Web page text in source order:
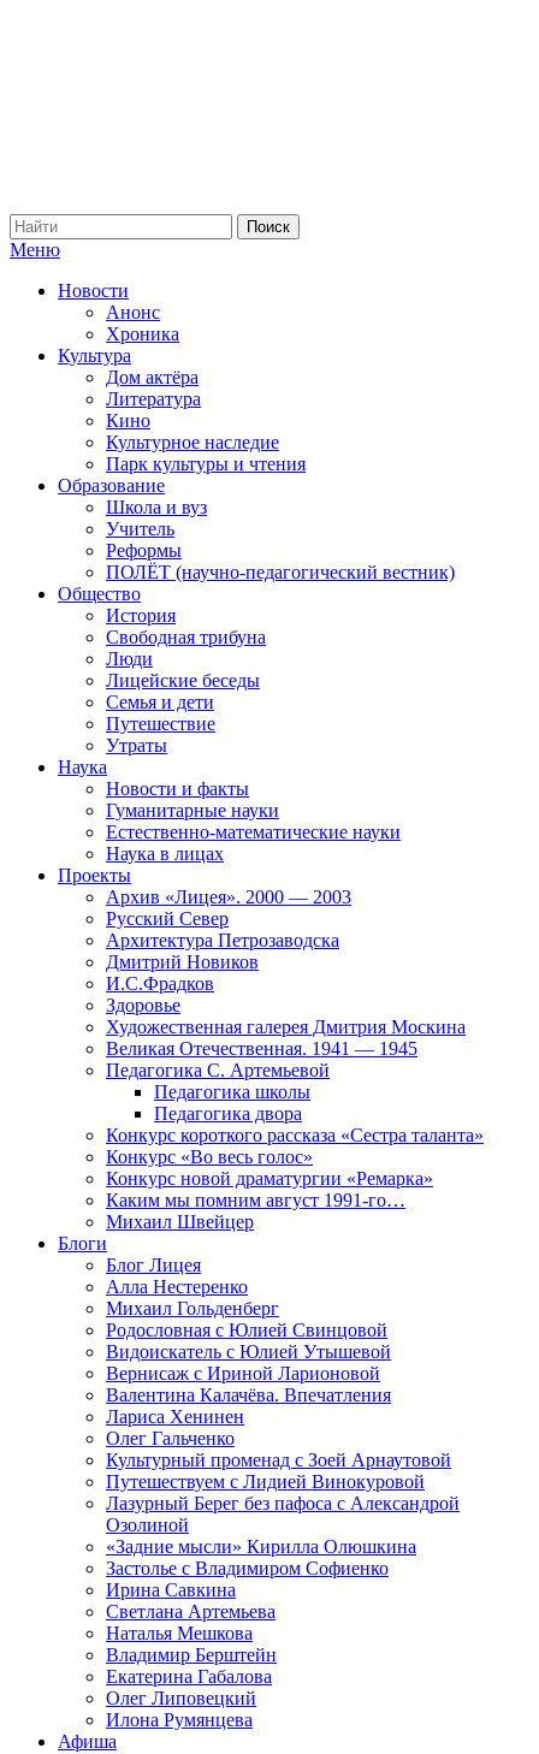
Меню
Новости
Анонс
Хроника
Культура
Дом актёра
Литература
Кино
Культурное наследие
Парк культуры и чтения
Образование
Школа и вуз
Учитель
Реформы
ПОЛЁТ (научно-педагогический вестник)
Общество
История
Свободная трибуна
Люди
Лицейские беседы
Семья и дети
Путешествие
Утраты
Наука
Новости и факты
Гуманитарные науки
Естественно-математические науки
Наука в лицах
Проекты
Архив «Лицея». 2000 — 2003
Русский Север
Архитектура Петрозаводска
Дмитрий Новиков
И.С.Фрадков
Здоровье
Художественная галерея Дмитрия Москина
Великая Отечественная. 1941 — 1945
Педагогика С. Артемьевой
Педагогика школы
Педагогика двора
Конкурс короткого рассказа «Сестра таланта»
Конкурс «Во весь голос»
Конкурс новой драматургии «Ремарка»
Каким мы помним август 1991-го…
Михаил Швейцер
Блоги
Блог Лицея
Алла Нестеренко
Михаил Гольденберг
Родословная с Юлией Свинцовой
Видоискатель с Юлией Утышевой
Вернисаж с Ириной Ларионовой
Валентина Калачёва. Впечатления
Лариса Хенинен
Олег Гальченко
Культурный променад с Зоей Арнаутовой
Путешествуем с Лидией Винокуровой
Лазурный Берег без пафоса с Александрой
Озолиной
«Задние мысли» Кирилла Олюшкина
Застолье с Владимиром Софиенко
Ирина Савкина
Светлана Артемьева
Наталья Мешкова
Владимир Берштейн
Екатерина Габалова
Олег Липовецкий
Илона Румянцева
Афиша